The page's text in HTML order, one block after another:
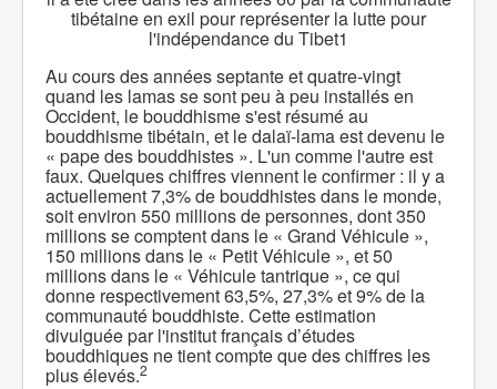
tibétaine en exil pour représenter la lutte pour
l'indépendance du Tibet1
Au cours des années septante et quatre-vingt
quand les lamas se sont peu à peu installés en
Occident, le bouddhisme s'est résumé au
bouddhisme tibétain, et le dalaï-lama est devenu le
« pape des bouddhistes ». L'un comme l'autre est
faux. Quelques chiffres viennent le confirmer : il y a
actuellement 7,3% de bouddhistes dans le monde,
soit environ 550 millions de personnes, dont 350
millions se comptent dans le « Grand Véhicule »,
150 millions dans le « Petit Véhicule », et 50
millions dans le « Véhicule tantrique », ce qui
donne respectivement 63,5%, 27,3% et 9% de la
communauté bouddhiste. Cette estimation
divulguée par l'institut français d’études
bouddhiques ne tient compte que des chiffres les
plus élevés.2